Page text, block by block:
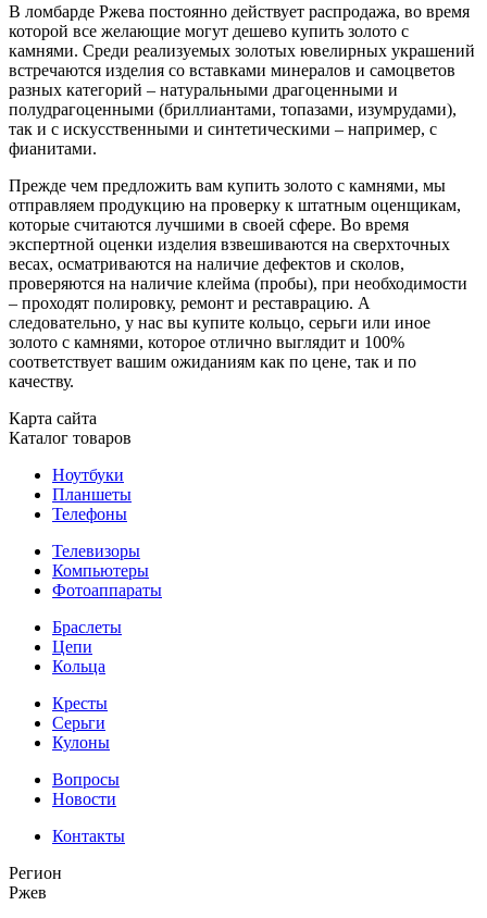
В ломбарде Ржева постоянно действует распродажа, во время
которой все желающие могут дешево купить золото с
камнями. Среди реализуемых золотых ювелирных украшений
встречаются изделия со вставками минералов и самоцветов
разных категорий – натуральными драгоценными и
полудрагоценными (бриллиантами, топазами, изумрудами),
так и с искусственными и синтетическими – например, с
фианитами.
Прежде чем предложить вам купить золото с камнями, мы
отправляем продукцию на проверку к штатным оценщикам,
которые считаются лучшими в своей сфере. Во время
экспертной оценки изделия взвешиваются на сверхточных
весах, осматриваются на наличие дефектов и сколов,
проверяются на наличие клейма (пробы), при необходимости
– проходят полировку, ремонт и реставрацию. А
следовательно, у нас вы купите кольцо, серьги или иное
золото с камнями, которое отлично выглядит и 100%
соответствует вашим ожиданиям как по цене, так и по
качеству.
Карта сайта
Каталог товаров
Ноутбуки
Планшеты
Телефоны
Телевизоры
Компьютеры
Фотоаппараты
Браслеты
Цепи
Кольца
Кресты
Серьги
Кулоны
Вопросы
Новости
Контакты
Регион
Ржев